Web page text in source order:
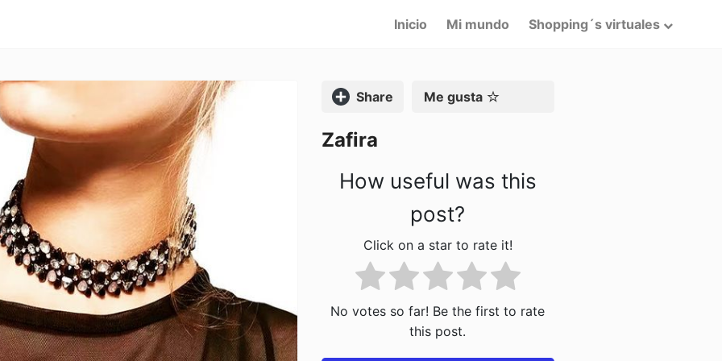
Inicio Mi mundo Shopping´s virtuales
Compartir Me gusta
Zafira
How useful was this
post?
Click on a star to rate it!
No votes so far! Be the first to rate
this post.